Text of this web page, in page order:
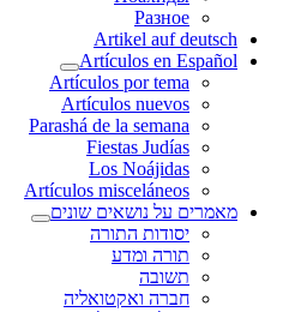
Разное
Artikel auf deutsch
Artículos en Español
Artículos por tema
Artículos nuevos
Parashá de la semana
Fiestas Judías
Los Noájidas
Artículos misceláneos
מאמרים על נושאים שונים
יסודות התורה
תורה ומדע
תשובה
חברה ואקטואליה